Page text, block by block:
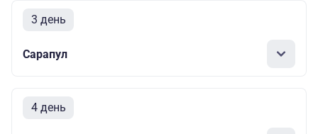
3 день
Сарапул
4 день